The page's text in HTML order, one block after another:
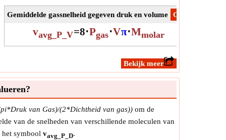
​Gan
Gemiddelde gassnelheid gegeven druk en volume
vavg_P_V=8⋅Pgas⋅Vπ⋅Mmolar
​Bekijk meer
van Gas)/(2*Dichtheid van gas)) om de
van de snelheden van verschillende moleculen van
het symbool vavg_P_D.